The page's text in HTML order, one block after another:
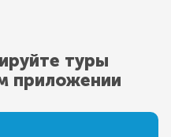
туры
приложении